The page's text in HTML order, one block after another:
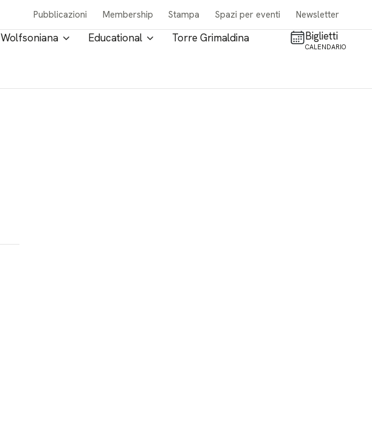
Pubblicazioni Membership Stampa Spazi per eventi Newsletter
Wolfsoniana Educational Torre Grimaldina Biglietti
CALENDARIO